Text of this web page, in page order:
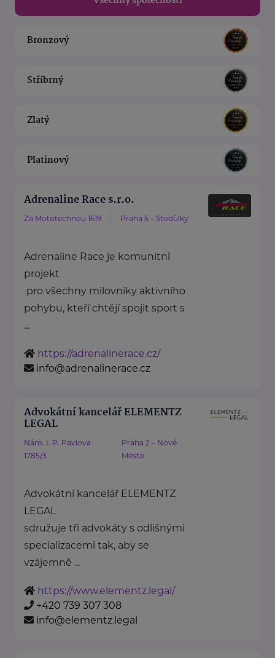
Bronzový
Stříbrný
Zlatý
Platinový
Adrenaline Race s.r.o.
Za Mototechnou 1619 Praha 5 – Stodůlky
Adrenaline Race je komunitní
projekt
pro všechny milovníky aktivního
pohybu, kteří chtějí spojit sport s
...
https://adrenalinerace.cz/
info@adrenalinerace.cz
Advokátní kancelář ELEMENTZ
LEGAL
Nám. I. P. Pavlova
1785/3
Praha 2 – Nové
Město
Advokátní kancelář ELEMENTZ
LEGAL
sdružuje tři advokáty s odlišnými
specializacemi tak, aby se
vzájemně ...
https://www.elementz.legal/
+420 739 307 308
info@elementz.legal